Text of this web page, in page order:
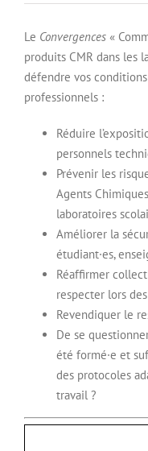
Le Convergences «
produits CMR dans les
défendre vos
professionnels :
Réduire
personnels
Prévenir les
Agents
laboratoires
Améliorer la
étudiant·es,
Réaffirmer
respecter lors
Revendiquer le
De se
été formé·e et
des protocoles
travail ?